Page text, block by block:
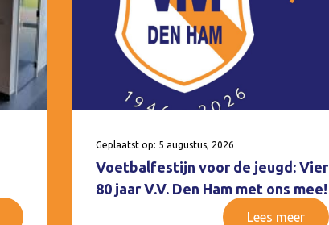
Geplaatst op: 5 augustus, 2026
Voetbalfestijn voor de jeugd: Vier
80 jaar V.V. Den Ham met ons mee!
Lees meer